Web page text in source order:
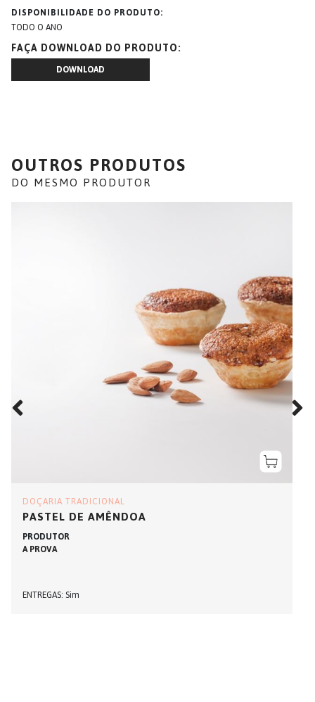
DISPONIBILIDADE DO PRODUTO
TODO O ANO
FAÇA DOWNLOAD DO PRODUTO
DOWNLOAD
OUTROS PRODUTOS
DO MESMO PRODUTOR
DOÇARIA TRADICIONAL
PASTEL DE AMÊNDOA
PRODUTOR
A PROVA
ENTREGAS Sim